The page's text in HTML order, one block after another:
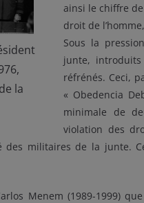
la
ainsi le chiffre
droit de
Sous la
junte,
réfrénés. Ceci,
« Obedencia
minimale de
violation des
des militaires de la junte.
Menem (1989-1999)